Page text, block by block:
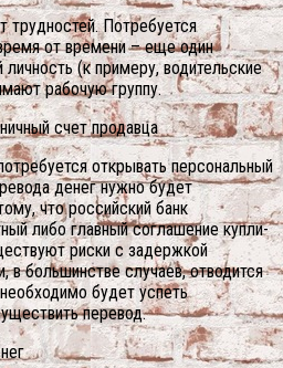
трудностей. Потребуется
от времени – еще один
(к примеру, водительские
рабочую группу.
счет продавца
открывать персональный
денег нужно будет
что российский банк
либо главный соглашение купли-
риски с задержкой
в большинстве случаев, отводится
будет успеть
перевод.